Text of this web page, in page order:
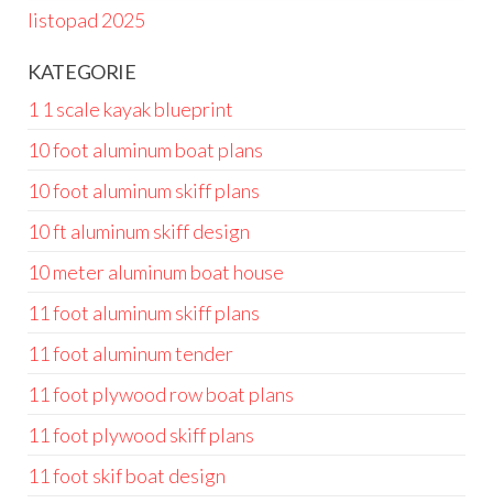
listopad 2025
KATEGORIE
1 1 scale kayak blueprint
10 foot aluminum boat plans
10 foot aluminum skiff plans
10 ft aluminum skiff design
10 meter aluminum boat house
11 foot aluminum skiff plans
11 foot aluminum tender
11 foot plywood row boat plans
11 foot plywood skiff plans
11 foot skif boat design